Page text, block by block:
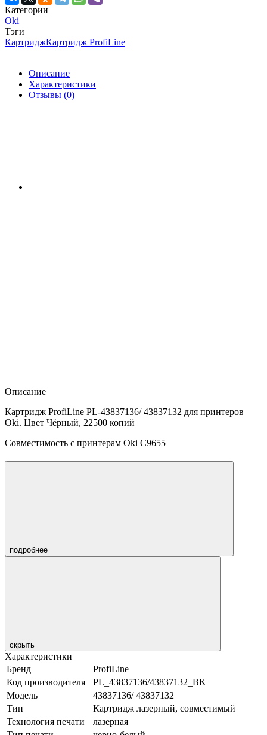
Категории
Oki
Тэги
КартриджКартридж ProfiLine
Описание
Характеристики
Отзывы (0)
Описание
Картридж ProfiLine PL-43837136/ 43837132 для принтеров
Oki. Цвет Чёрный, 22500 копий
Совместимость с принтерам Oki C9655
подробнее
скрыть
Характеристики
Бренд
ProfiLine
Код производителя
PL_43837136/43837132_BK
Модель
43837136/ 43837132
Тип
Картридж лазерный, совместимый
Технология печати
лазерная